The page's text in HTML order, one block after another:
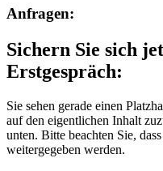
Anfragen:
Sichern Sie sich
Erstgespräch:
Sie sehen gerade einen
auf den eigentlichen Inhalt
unten. Bitte beachten Sie,
weitergegeben werden.